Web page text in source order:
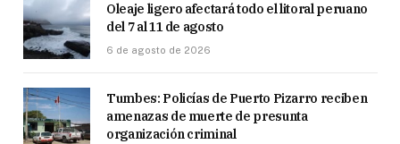
Oleaje ligero afectará todo el litoral peruano
del 7 al 11 de agosto
6 de agosto de 2026
Tumbes: Policías de Puerto Pizarro reciben
amenazas de muerte de presunta
organización criminal